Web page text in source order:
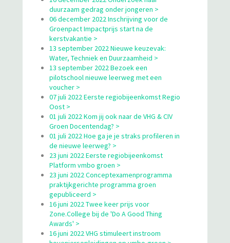
duurzaam gedrag onder jongeren >
06 december 2022 Inschrijving voor de
Groenpact Impactprijs start na de
kerstvakantie >
13 september 2022 Nieuwe keuzevak:
Water, Techniek en Duurzaamheid >
13 september 2022 Bezoek een
pilotschool nieuwe leerweg met een
voucher >
07 juli 2022 Eerste regiobijeenkomst Regio
Oost >
01 juli 2022 Kom jij ook naar de VHG & CIV
Groen Docentendag? >
01 juli 2022 Hoe ga je je straks profileren in
de nieuwe leerweg? >
23 juni 2022 Eerste regiobijeenkomst
Platform vmbo groen >
23 juni 2022 Conceptexamenprogramma
praktijkgerichte programma groen
gepubliceerd >
16 juni 2022 Twee keer prijs voor
Zone.College bij de 'Do A Good Thing
Awards' >
16 juni 2022 VHG stimuleert instroom